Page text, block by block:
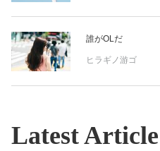
誰がOLだ
ヒラギノ游ゴ
Latest Article